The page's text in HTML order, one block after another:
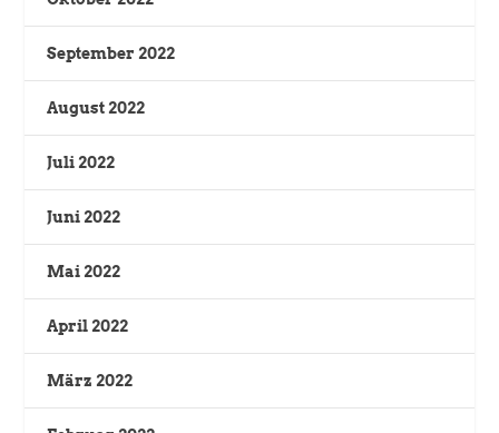
September 2022
August 2022
Juli 2022
Juni 2022
Mai 2022
April 2022
März 2022